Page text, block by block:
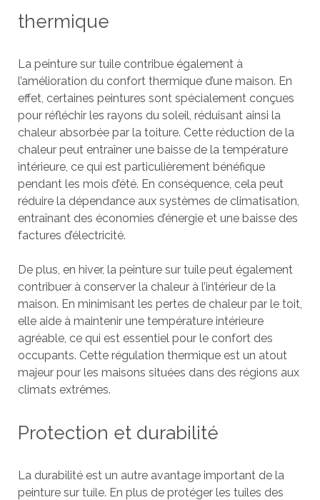
thermique
La peinture sur tuile contribue également à
l’amélioration du confort thermique d’une maison. En
effet, certaines peintures sont spécialement conçues
pour réfléchir les rayons du soleil, réduisant ainsi la
chaleur absorbée par la toiture. Cette réduction de la
chaleur peut entraîner une baisse de la température
intérieure, ce qui est particulièrement bénéfique
pendant les mois d’été. En conséquence, cela peut
réduire la dépendance aux systèmes de climatisation,
entraînant des économies d’énergie et une baisse des
factures d’électricité.
De plus, en hiver, la peinture sur tuile peut également
contribuer à conserver la chaleur à l’intérieur de la
maison. En minimisant les pertes de chaleur par le toit,
elle aide à maintenir une température intérieure
agréable, ce qui est essentiel pour le confort des
occupants. Cette régulation thermique est un atout
majeur pour les maisons situées dans des régions aux
climats extrêmes.
Protection et durabilité
La durabilité est un autre avantage important de la
peinture sur tuile. En plus de protéger les tuiles des